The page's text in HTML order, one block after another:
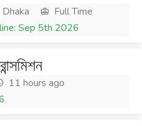
Full Time
Sep 5th 2026
11 hours ago